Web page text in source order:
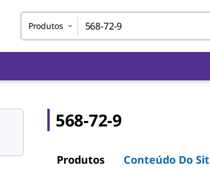
Produtos
568-72-9
Produtos Conteúdo Do